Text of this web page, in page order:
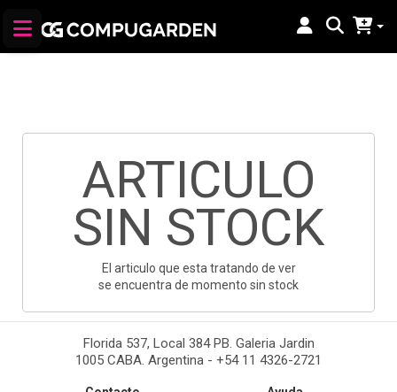
ARTICULO
SIN STOCK
El articulo que esta tratando de ver
se encuentra de momento sin stock
Florida 537, Local 384 PB. Galeria Jardin
1005 CABA. Argentina - +54 11 4326-2721